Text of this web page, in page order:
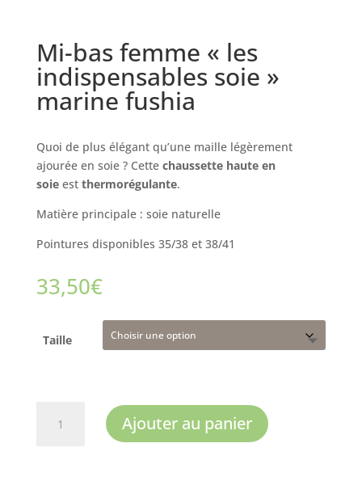
Mi-bas femme « les
indispensables soie »
marine fushia
Quoi de plus élégant qu’une maille légèrement
ajourée en soie ? Cette chaussette haute en
soieest thermorégulante.
Matière principale : soie naturelle
Pointures disponibles 35/38 et 38/41
33,50€
Taille
Ajouter au panier